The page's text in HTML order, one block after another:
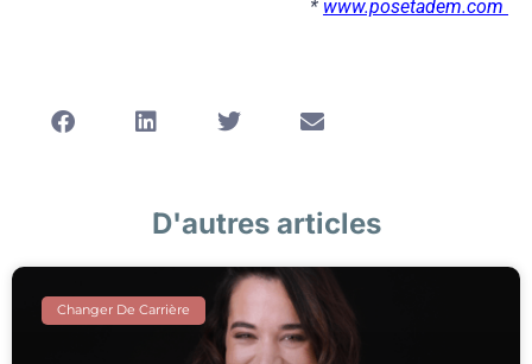
* www.posetadem.com
D'autres articles
Changer De Carrière